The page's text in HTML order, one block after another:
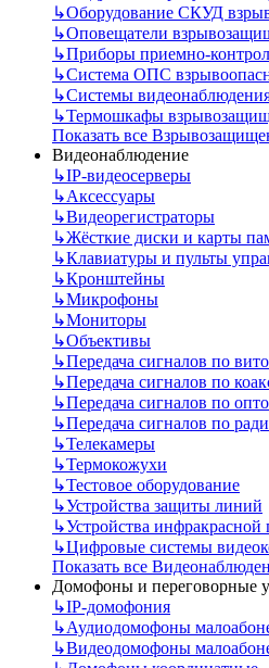
↳Оборудование СКУД
↳Оповещатели
↳Приборы приемно-
↳Система ОПС
↳Системы
↳Термошкафы
Показать все
Видеонаблюдение
↳IP-видеосерверы
↳Аксессуары
↳Видеорегистраторы
↳Жёсткие диски и карты
↳Клавиатуры и пульты
↳Кронштейны
↳Микрофоны
↳Мониторы
↳Объективы
↳Передача сигналов по
↳Передача сигналов по
↳Передача сигналов по
↳Передача сигналов по
↳Телекамеры
↳Термокожухи
↳Тестовое оборудование
↳Устройства защиты линий
↳Устройства инфракрасной
↳Цифровые системы
Показать все
Домофоны и переговорные
↳IP-домофония
↳Аудиодомофоны
↳Видеодомофоны